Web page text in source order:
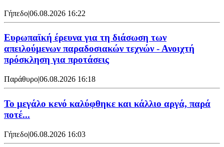
Γήπεδο|06.08.2026 16:22
Ευρωπαϊκή έρευνα για τη διάσωση των
απειλούμενων παραδοσιακών τεχνών - Ανοιχτή
πρόσκληση για προτάσεις
Παράθυρο|06.08.2026 16:18
Το μεγάλο κενό καλύφθηκε και κάλλιο αργά, παρά
ποτέ...
Γήπεδο|06.08.2026 16:03